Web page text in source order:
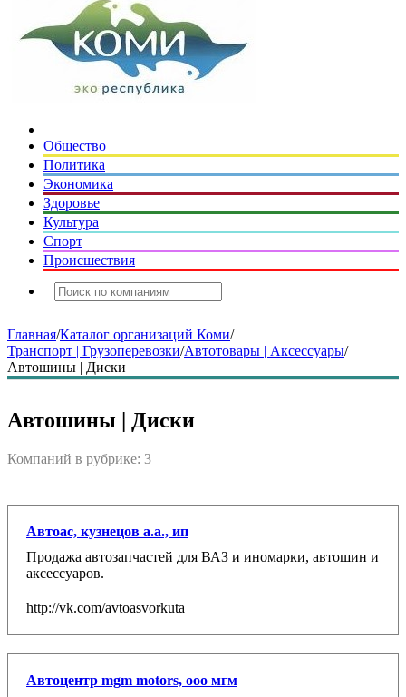
Общество
Политика
Экономика
Здоровье
Культура
Спорт
Происшествия
Главная/Каталог организаций Коми/
Транспорт | Грузоперевозки/Автотовары | Аксессуары/
Автошины | Диски
Автошины | Диски
Компаний в рубрике: 3
Автоас, кузнецов а.а., ип
Продажа автозапчастей для ВАЗ и иномарки, автошин и
аксессуаров.
http://vk.com/avtoasvorkuta
Автоцентр mgm motors, ооо мгм